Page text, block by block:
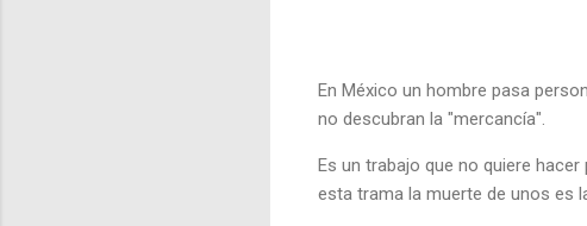
En México un hombre pasa
no descubran la "mercancía".
Es un trabajo que no quiere
esta trama la muerte de unos es